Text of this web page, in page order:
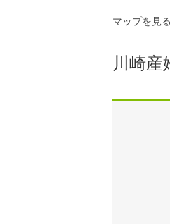
マップを見る
川崎産